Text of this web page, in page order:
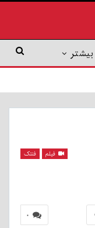
بیشتر
فیلم فنتک
۰